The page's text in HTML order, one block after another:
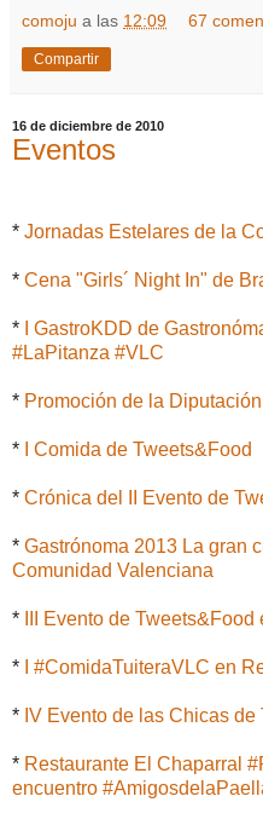
comoju a las 12:09 67
Compartir
16 de diciembre de 2010
Eventos
* Jornadas Estelares de la
* Cena "Girls´ Night In" de
*
I GastroKDD de
#LaPitanza #VLC
* Promoción de la
* I Comida de Tweets&Food
* Crónica del II Evento de
* Gastrónoma 2013 La gran
Comunidad Valenciana
* III Evento de
* I #ComidaTuiteraVLC en
* IV Evento de las Chicas de
* Restaurante El Chaparral
encuentro